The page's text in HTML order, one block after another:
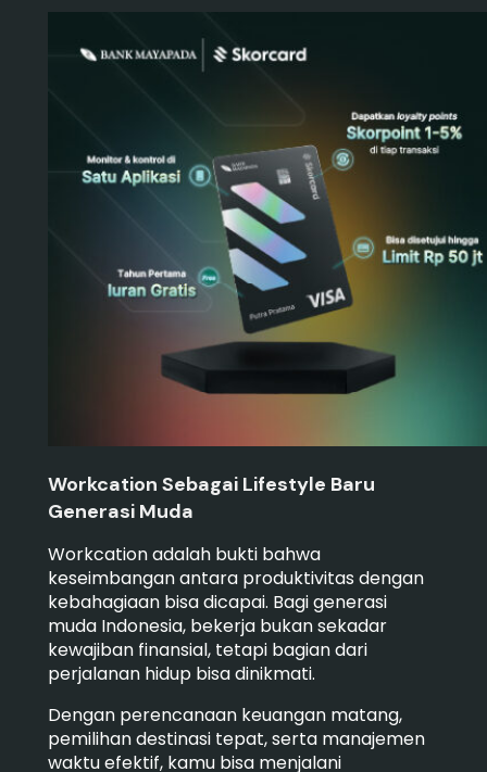
Workcation Sebagai Lifestyle Baru
Generasi Muda
Workcation adalah bukti bahwa
keseimbangan antara produktivitas dengan
kebahagiaan bisa dicapai. Bagi generasi
muda Indonesia, bekerja bukan sekadar
kewajiban finansial, tetapi bagian dari
perjalanan hidup bisa dinikmati.
Dengan perencanaan keuangan matang,
pemilihan destinasi tepat, serta manajemen
waktu efektif, kamu bisa menjalani